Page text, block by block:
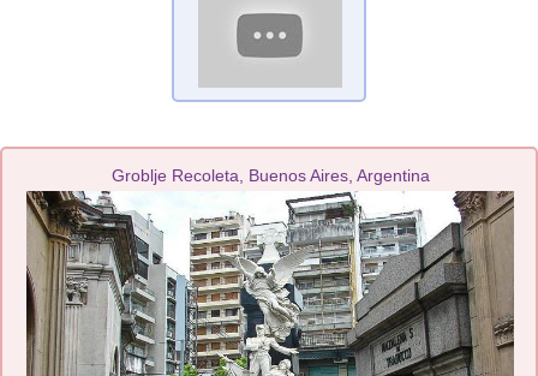
Groblje Recoleta, Buenos Aires, Argentina